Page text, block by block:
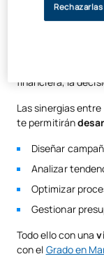
Al cursar esta
las estrategias de
del consumidor,
comunicación
financiera, la
Las sinergias
te permitirán
Diseñar
Analizar
Optimizar
Gestionar
Todo ello con una
con el Grado en